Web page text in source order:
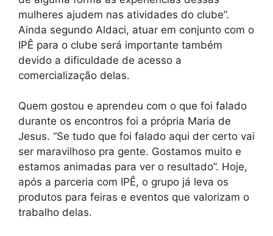
mulheres ajudem nas atividades do clube”.
Ainda segundo Aldaci, atuar em conjunto com o
IPÊ para o clube será importante também
devido a dificuldade de acesso a
comercialização delas.
Quem gostou e aprendeu com o que foi falado
durante os encontros foi a própria Maria de
Jesus. “Se tudo que foi falado aqui der certo vai
ser maravilhoso pra gente. Gostamos muito e
estamos animadas para ver o resultado”. Hoje,
após a parceria com IPÊ, o grupo já leva os
produtos para feiras e eventos que valorizam o
trabalho delas.